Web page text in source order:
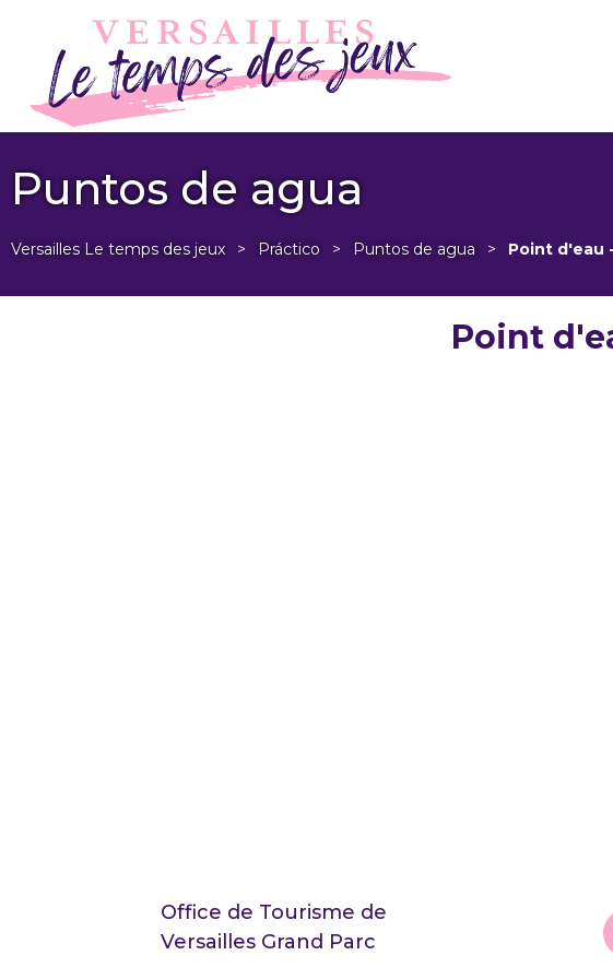
Puntos de agua
Versailles Le temps des jeux > Práctico > Puntos de agua > Point d'eau
Point
Office de Tourisme de
Versailles Grand Parc